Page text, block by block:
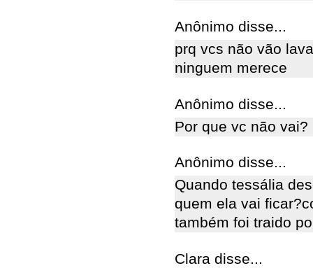
Anônimo disse...
prq vcs não vão
ninguem merece
Anônimo disse...
Por que vc não
Anônimo disse...
Quando tessália
quem ela vai
também foi traido
Clara disse...